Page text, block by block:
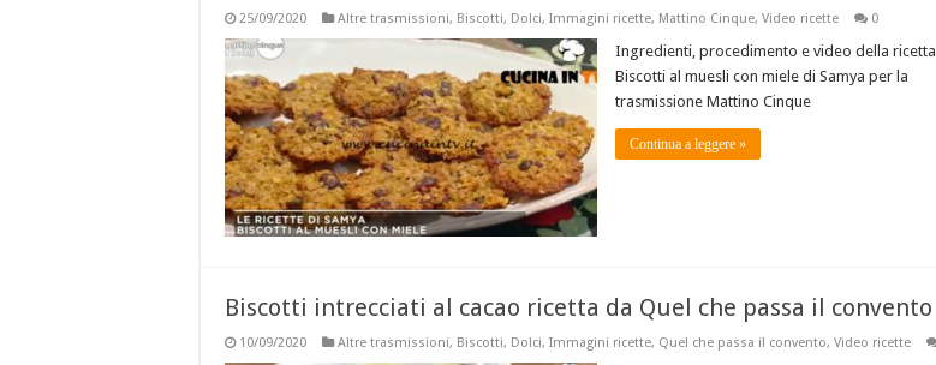
25/09/2020 Altre trasmissioni, Biscotti, Dolci, Immagini ricette, Mattino Cinque, Video ricette 0
Ingredienti, procedimento e video della ricetta
Biscotti al muesli con miele di Samya per la
trasmissione Mattino Cinque
Continua a leggere »
Biscotti intrecciati al cacao ricetta da Quel che passa il convento
10/09/2020 Altre trasmissioni, Biscotti, Dolci, Immagini ricette, Quel che passa il convento, Video ricette